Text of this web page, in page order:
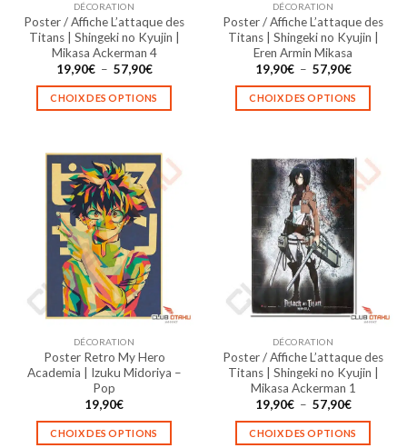
page
du
produit
page
du
produit
DÉCORATION
Poster / Affiche L’attaque des
Titans | Shingeki no Kyujin |
Mikasa Ackerman 4
19,90€ – 57,90€Plage
prix :
19,90€
à
CHOIX DES OPTIONS
a
plusieurs
variations.
Les
options
peuvent
être
choisies
sur
page
du
produit
DÉCORATION
Poster / Affiche L’attaque des
Titans | Shingeki no Kyujin |
Eren Armin Mikasa
19,90€ – 57,90€Plage
prix :
19,90€
à
CHOIX DES OPTIONS
a
plusieurs
variations.
Les
options
peuvent
être
choisies
sur
page
du
produit
DÉCORATION
Poster Retro My Hero
Academia | Izuku Midoriya –
Pop
19,90€
CHOIX DES OPTIONS
DÉCORATION
Poster / Affiche L’attaque des
Titans | Shingeki no Kyujin |
Mikasa Ackerman 1
19,90€ – 57,90€Plage
prix :
19,90€
CHOIX DES OPTIONS